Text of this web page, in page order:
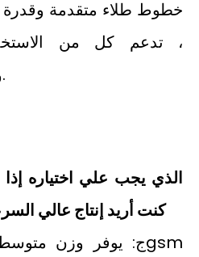
، تدعم كل من
والتطبيقات المتخصصة.
كنت أريد إنتاج عالي